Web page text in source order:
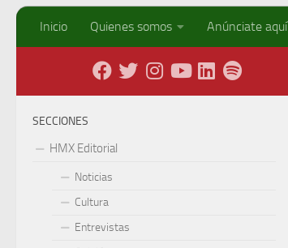
Inicio Quienes somos Anúnciate aquí
SECCIONES
HMX Editorial
Noticias
Cultura
Entrevistas